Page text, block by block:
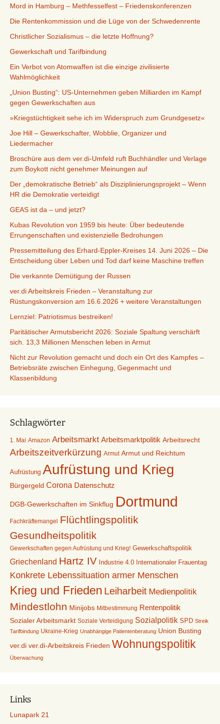
Mord in Hamburg – Methfesselfest – Friedenskonferenzen
Die Rentenkommission und die Lüge von der Schwedenrente
Christlicher Sozialismus – die letzte Hoffnung?
Gewerkschaft und Tarifbindung
Ein Verbot von Atomwaffen ist die einzige zivilisierte
Wahlmöglichkeit
„Union Busting“: US-Unternehmen geben Milliarden im Kampf
gegen Gewerkschaften aus
»Kriegstüchtigkeit sehe ich im Widerspruch zum Grundgesetz«
Joe Hill – Gewerkschafter, Wobblie, Organizer und
Liedermacher
Broschüre aus dem ver.di-Umfeld ruft Buchhändler und Verlage
zum Boykott nicht genehmer Meinungen auf
Der „demokratische Betrieb“ als Disziplinierungsprojekt – Wenn
HR die Demokratie verteidigt
GEAS ist da – und jetzt?
Kubas Revolution von 1959 bis heute: Über bedeutende
Errungenschaften und existenzielle Bedrohungen
Pressemitteilung des Erhard-Eppler-Kreises 14. Juni 2026 – Die
Entscheidung über Leben und Tod darf keine Maschine treffen
Die verkannte Demütigung der Russen
ver.di Arbeitskreis Frieden – Veranstaltung zur
Rüstungskonversion am 16.6.2026 + weitere Veranstaltungen
Lernziel: Patriotismus bestreiken!
Paritätischer Armutsbericht 2026: Soziale Spaltung verschärft
sich. 13,3 Millionen Menschen leben in Armut
Nicht zur Revolution gemacht und doch ein Ort des Kampfes –
Betriebsräte zwischen Einhegung, Gegenmacht und
Klassenbildung
Schlagwörter
1. Mai Amazon Arbeitsmarkt Arbeitsmarktpolitik Arbeitsrecht
Arbeitszeitverkürzung Armut Armut und Reichtum
Aufrüstung Aufrüstung und Krieg
Bürgergeld Corona Datenschutz
DGB-Gewerkschaften im Sinkflug Dortmund
Fachkräftemangel Flüchtlingspolitik
Gesundheitspolitik
Gewerkschaften gegen Aufrüstung und Krieg! Gewerkschaftspolitik
Griechenland Hartz IV Industrie 4.0 Internationaler Frauentag
Konkrete Lebenssituation armer Menschen
Krieg und Frieden Leiharbeit Medienpolitik
Mindestlohn Minijobs Mitbestimmung Rentenpolitik
Sozialer Arbeitsmarkt Soziale Verteidigung Sozialpolitik SPD Streik
Tarifbindung Ukraine-Krieg Unabhängige Patientenberatung Union Busting
ver.di ver.di-Arbeitskreis Frieden Wohnungspolitik
Überwachung
Links
Lunapark 21